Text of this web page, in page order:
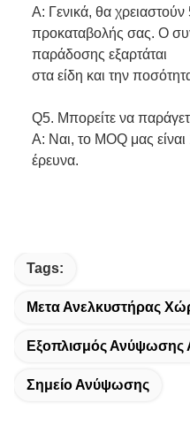
Α: Γενικά, θα
προκαταβολής σας. Ο
παράδοσης εξαρτάται
στα είδη και την
Q5. Μπορείτε να
Α: Ναι, το MOQ μας
έρευνα.
Tags:
Μετα Ανελκυστήρας
Εξοπλισμός Ανύψωσης
Σημείο Ανύψωσης